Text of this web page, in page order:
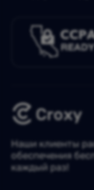
Наши клиенты
обеспечения
каждый раз!